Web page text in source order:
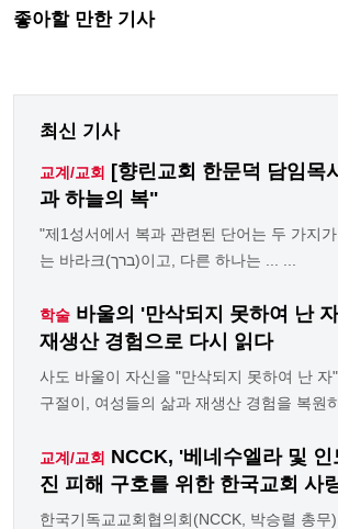
좋아할 만한 기사
최신 기사
교계/교회 [향린교회 한문덕 담임목
과 하늘의 복"
"제1성서에서 복과 관련된 단어는 두 가지
는 바라크(ברך)이고, 다른 하나는 ... ...
학술 바울의 '만삭되지 못하여 난
재생산 경험으로 다시 읽다
사도 바울이 자신을 "만삭되지 못하여 난 자
구절이, 여성들의 삶과 재생산 경험을 복원
교계/교회 NCCK, '베네수엘라 및
진 피해 구호를 위한 한국교회 사
한국기독교교회협의회(NCCK, 박승렬 총무